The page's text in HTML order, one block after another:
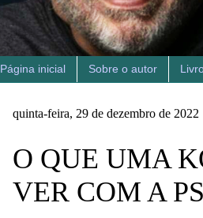
Página inicial Sobre o autor
quinta-feira, 29 de dezembro de 2022
O QUE UMA
VER COM A